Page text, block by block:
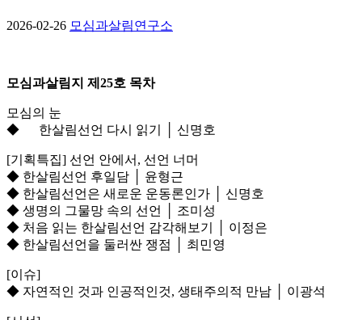
2026-02-26 모심과살림연구소
모심과살림지 제25호 목차
모심의 눈
◆ 한살림선언 다시 읽기 │ 신명호
[기획특집] 선언 안에서, 선언 너머
◆ 한살림선언 후일담 │ 윤형근
◆ 한살림선언은 새로운 운동론인가 │ 신명호
◆ 생명의 그물망 속의 선언 │ 조미성
◆ 처음 읽는 한살림선언 감각해보기 │ 이정은
◆ 한살림선언을 둘러싼 쟁점 │ 최민영
[이슈]
◆ 자연적인 것과 인공적인것, 생태주의적 만남 │ 이광석